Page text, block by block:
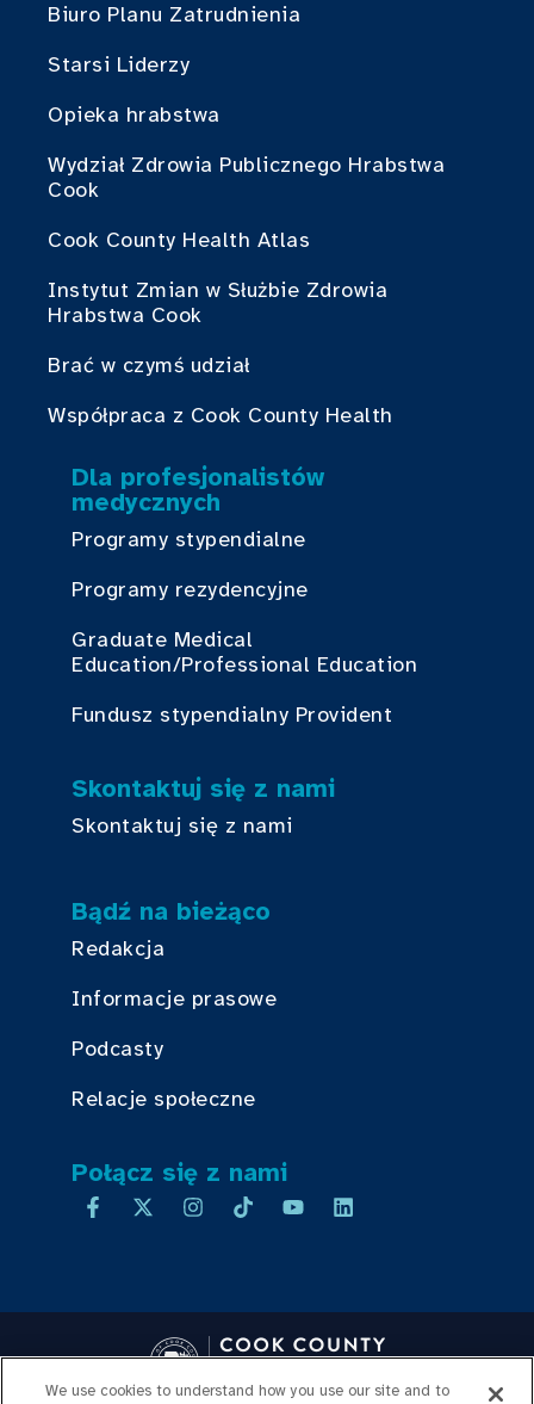
Biuro Planu Zatrudnienia
Starsi Liderzy
Opieka hrabstwa
Wydział Zdrowia Publicznego Hrabstwa
Cook
Cook County Health Atlas
Instytut Zmian w Służbie Zdrowia
Hrabstwa Cook
Brać w czymś udział
Współpraca z Cook County Health
Dla profesjonalistów
medycznych
Programy stypendialne
Programy rezydencyjne
Graduate Medical
Education/Professional Education
Fundusz stypendialny Provident
Skontaktuj się z nami
Skontaktuj się z nami
Bądź na bieżąco
Redakcja
Informacje prasowe
Podcasty
Relacje społeczne
Połącz się z nami
We use cookies to understand how you use our site and to